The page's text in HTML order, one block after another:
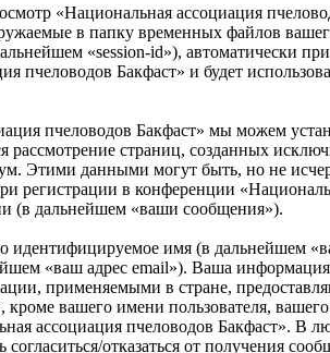
«Национальная ассоциация
в папку временных файлов
«session-id»), автоматически
пчеловодов Бакфаст» и будет
пчеловодов Бакфаст» мы можем
рассмотрение страниц, созданных
Этими данными могут быть, но не
в конференции
(в дальнейшем «ваши сообщения»).
идентифицируемое имя (в дальнейшем
«ваш адрес email»). Ваша
применяемыми в стране,
вашего имени пользователя,
ассоциация пчеловодов Бакфаст». В
отказаться от получения